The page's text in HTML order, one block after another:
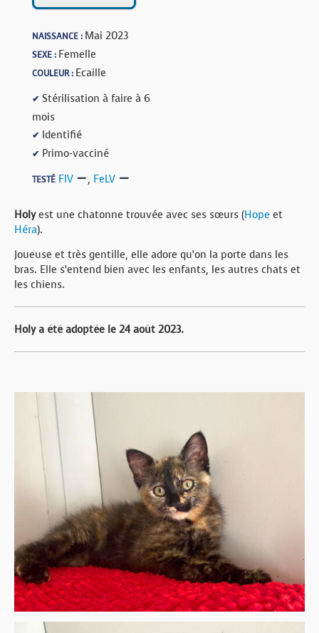
NAISSANCE : Mai 2023
SEXE : Femelle
COULEUR : Ecaille
✔ Stérilisation à faire à 6
mois
✔ Identifié
✔ Primo-vacciné
TESTÉ FIV , FeLV
Holyest une chatonne trouvée avec ses sœurs (Hope et
Héra).
Joueuse et très gentille, elle adore qu’on la porte dans les
bras. Elle s’entend bien avec les enfants, les autres chats et
les chiens.
Holy a été adoptée le 24 août 2023.